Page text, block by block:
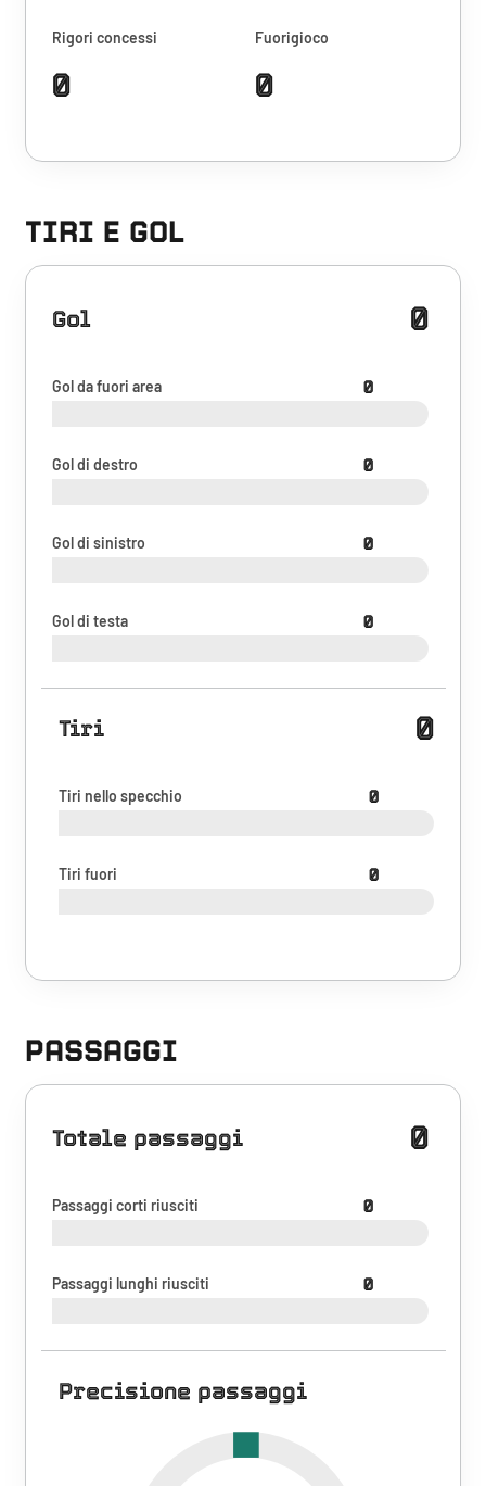
Rigori concessi
0
Fuorigioco
0
TIRI E GOL
Gol 0
Gol da fuori area 0
Gol di destro 0
Gol di sinistro 0
Gol di testa 0
Tiri 0
Tiri nello specchio 0
Tiri fuori 0
PASSAGGI
Totale passaggi 0
Passaggi corti riusciti 0
Passaggi lunghi riusciti 0
Precisione passaggi